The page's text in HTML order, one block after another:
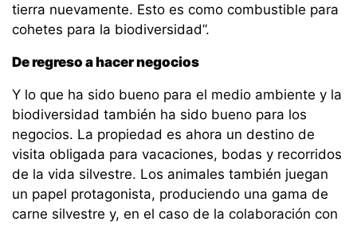
tierra nuevamente. Esto es como combustible para
cohetes para la biodiversidad”.
De regreso a hacer negocios
Y lo que ha sido bueno para el medio ambiente y la
biodiversidad también ha sido bueno para los
negocios. La propiedad es ahora un destino de
visita obligada para vacaciones, bodas y recorridos
de la vida silvestre. Los animales también juegan
un papel protagonista, produciendo una gama de
carne silvestre y, en el caso de la colaboración con